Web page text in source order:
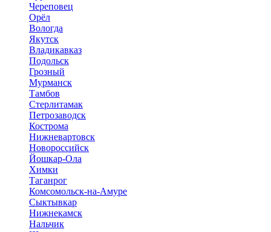
Череповец
Орёл
Вологда
Якутск
Владикавказ
Подольск
Грозный
Мурманск
Тамбов
Стерлитамак
Петрозаводск
Кострома
Нижневартовск
Новороссийск
Йошкар-Ола
Химки
Таганрог
Комсомольск-на-Амуре
Сыктывкар
Нижнекамск
Нальчик